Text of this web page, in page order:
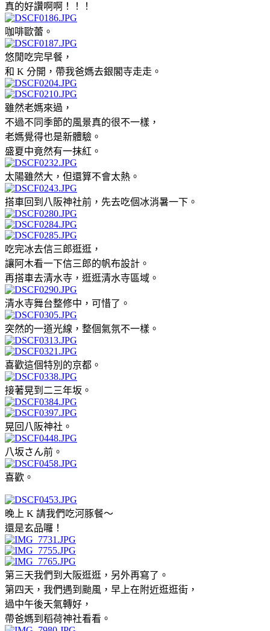
真的好讚啊啊！！！
咖啡歐蕾。
悠閒吃完早餐，
和 K 分開，帶我爸媽去銀閣寺走走。
雖然老媽來過，
不過不同季節的風景真的很不一樣，
老媽覺得也是新體驗。
盛夏中竟然有一抹紅。
太陽雖然大，但還算不會太熱。
搭車回到八阪神社前，先去吃個冰消暑一下。
吃完冰去信三郎逛逛，
讓阿木看一下信三郎的帆布設計。
再搭車去清水寺，逛逛清水寺區域。
清水寺舞台整修中，可惜了。
突然的一道光線，整個氣氛不一樣。
喜歡這個特別的京都。
接著晃到二三年坂。
晃回八阪神社。
八坂さん前。
喜歡。
晚上 K 請我們吃河豚餐～
還是玄品囉！
第三天我們到大阪逛逛，另外再寫了。
第四天，我們遇到颱風，早上在附近逛逛街，
過中午後天氣轉好，
帶爸媽到稻荷神社看看。